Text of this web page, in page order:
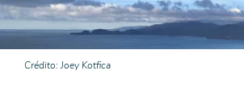
Crédito Joey Kotfica